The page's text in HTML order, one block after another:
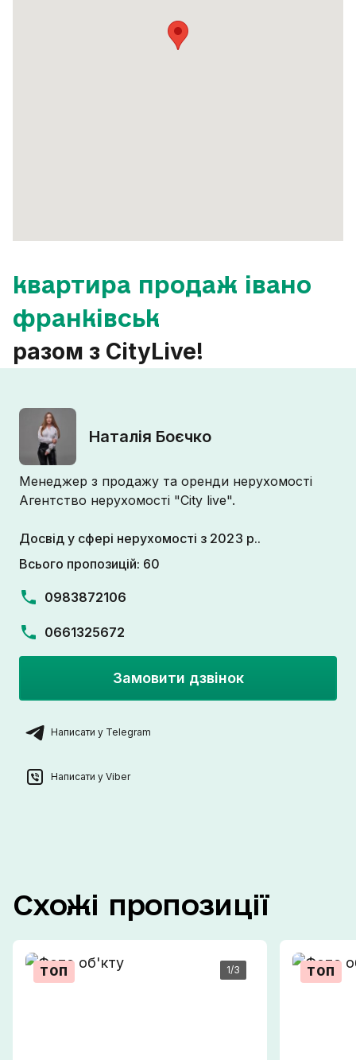
квартира продаж івано
франківськ
разом з CityLive!
Наталія Боєчко
Менеджер з продажу та оренди нерухомості
Агентство нерухомості "City live".
Досвід у сфері нерухомості з 2023 р..
Всього пропозицій: 60
0983872106
0661325672
Замовити дзвінок
Написати у Telegram
Написати у Viber
Схожі пропозиції
ТОП 1/3 ТОП